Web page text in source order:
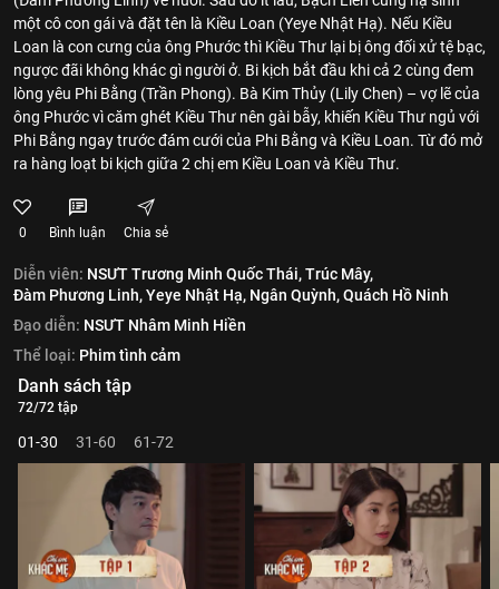
một cô con gái và đặt tên là Kiều Loan (Yeye Nhật Hạ). Nếu Kiều
Loan là con cưng của ông Phước thì Kiều Thư lại bị ông đối xử tệ bạc,
ngược đãi không khác gì người ở. Bi kịch bắt đầu khi cả 2 cùng đem
lòng yêu Phi Bằng (Trần Phong). Bà Kim Thủy (Lily Chen) – vợ lẽ của
ông Phước vì căm ghét Kiều Thư nên gài bẫy, khiến Kiều Thư ngủ với
Phi Bằng ngay trước đám cưới của Phi Bằng và Kiều Loan. Từ đó mở
ra hàng loạt bi kịch giữa 2 chị em Kiều Loan và Kiều Thư.
0 Bình luận Chia sẻ
Diễn viên: NSƯT Trương Minh Quốc Thái,Trúc Mây,
Đàm Phương Linh,Yeye Nhật Hạ, Ngân Quỳnh,Quách Hồ Ninh
Đạo diễn: NSƯT Nhâm Minh Hiền
Thể loại: Phim tình cảm
Danh sách tập
72/72 tập
01-30 31-60 61-72